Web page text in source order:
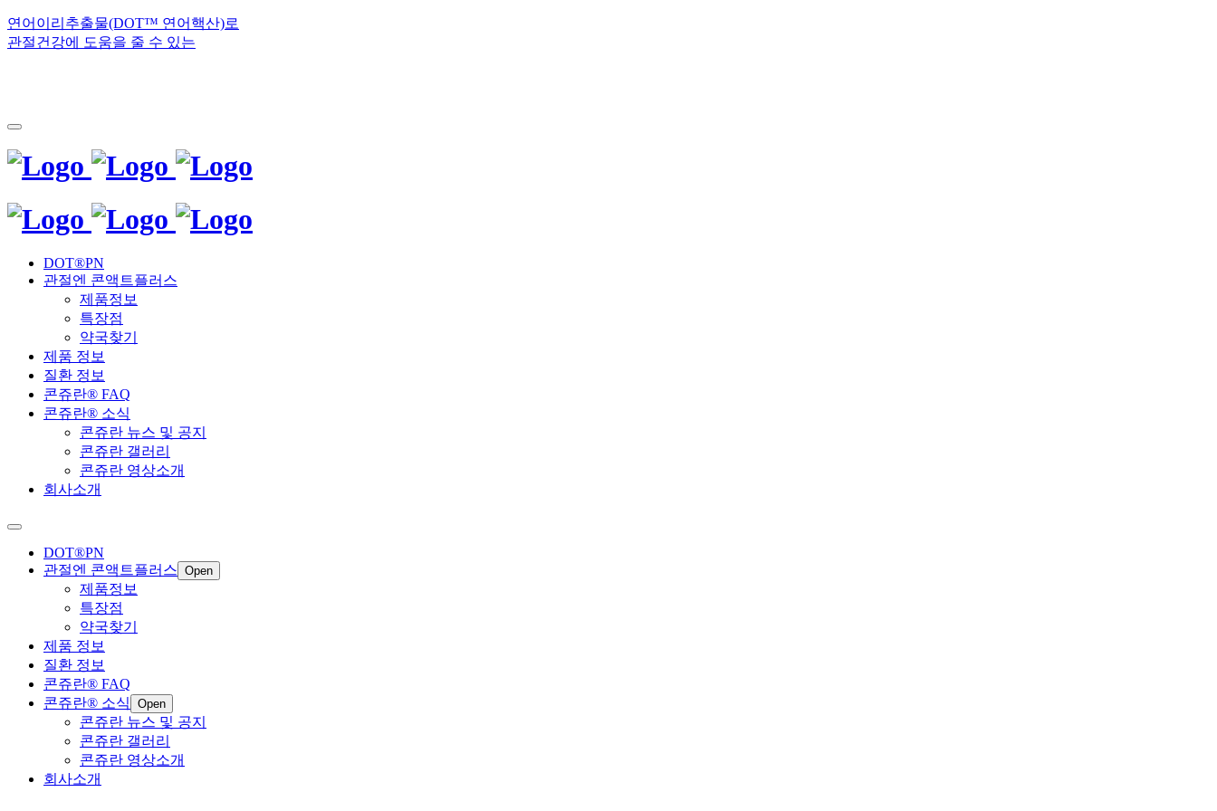
연어이리추출물(DOT™ 연어핵산)로
관절건강에 도움을 줄 수 있는
DOT®PN
관절엔 콘액트플러스
제품정보
특장점
약국찾기
제품 정보
질환 정보
콘쥬란® FAQ
콘쥬란® 소식
콘쥬란 뉴스 및 공지
콘쥬란 갤러리
콘쥬란 영상소개
회사소개
DOT®PN
관절엔 콘액트플러스 Open
제품정보
특장점
약국찾기
제품 정보
질환 정보
콘쥬란® FAQ
콘쥬란® 소식
Open
콘쥬란 뉴스 및 공지
콘쥬란 갤러리
콘쥬란 영상소개
회사소개